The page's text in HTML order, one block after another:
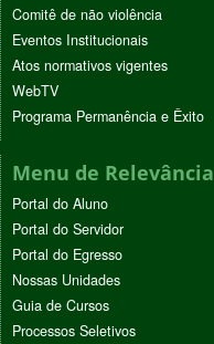
Comitê de não violência
Eventos Institucionais
Atos normativos vigentes
WebTV
Programa Permanência e Êxito
Menu de Relevância
Portal do Aluno
Portal do Servidor
Portal do Egresso
Nossas Unidades
Guia de Cursos
Processos Seletivos